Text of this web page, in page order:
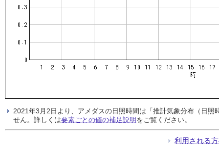
2021年3月2日より、アメダスの日照時間は「推計気象分布（日
せん。詳しくは要素ごとの値の補足説明をご覧ください。
利用される